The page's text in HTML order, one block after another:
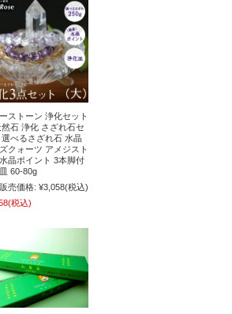
ストーン 浄化セット
石 浄化 さざれ石セ
選べるさざれ石 水晶
クォーツ アメジスト
晶ポイント 3本脚付
60-80g
売価格: ¥3,058(税込)
(税込)